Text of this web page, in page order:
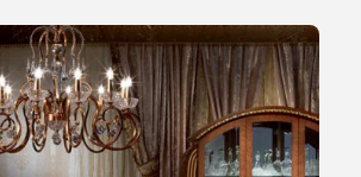
КОНТАКТЫ
ЯЗЫК